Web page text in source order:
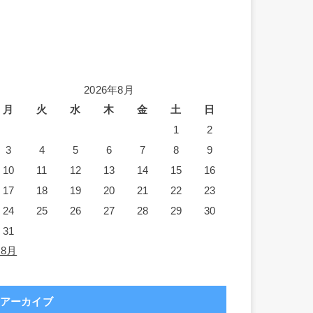
2026年8月
月
火 水 木 金 土
日
1
2
3
4 5 6 7 8
9
10
11 12 13 14 15
16
17
18 19 20 21 22
23
24
25 26 27 28 29
30
31
月
アーカイブ